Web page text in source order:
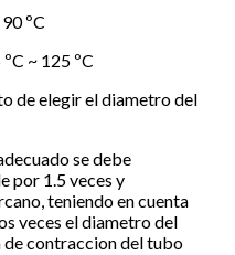
ºC
~ 125 ºC
de elegir el diametro del
se debe
por 1.5 veces y
teniendo en cuenta
veces el diametro del
de contraccion del tubo